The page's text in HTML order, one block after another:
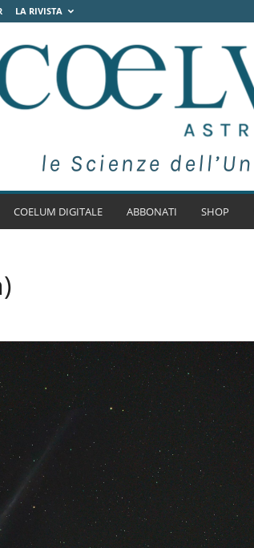
LA RIVISTA
COELUM DIGITALE ABBONATI SHOP